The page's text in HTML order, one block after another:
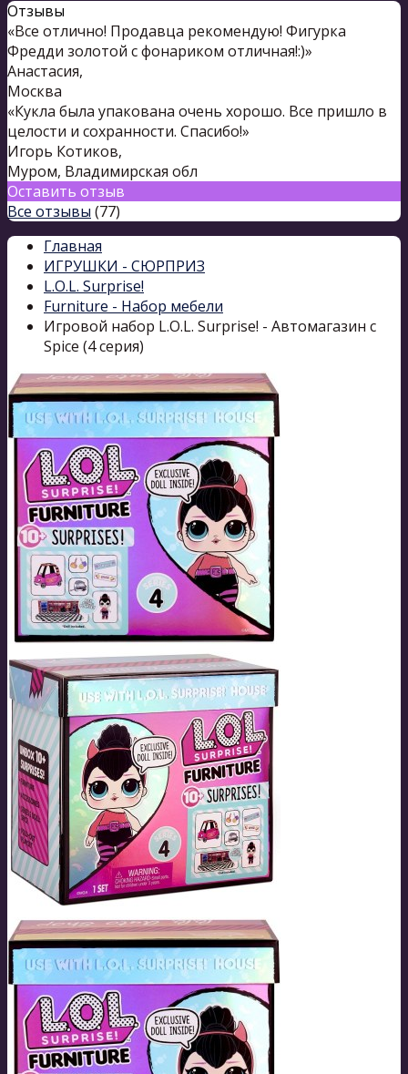
Отзывы
«Все отлично! Продавца рекомендую! Фигурка
Фредди золотой с фонариком отличная!:)»
Анастасия,
Москва
«Кукла была упакована очень хорошо. Все пришло в
целости и сохранности. Спасибо!»
Игорь Котиков,
Муром, Владимирская обл
Оставить отзыв
Все отзывы (77)
Главная
ИГРУШКИ - СЮРПРИЗ
L.O.L. Surprise!
Furniture - Набор мебели
Игровой набор L.O.L. Surprise! - Автомагазин с
Spice (4 серия)